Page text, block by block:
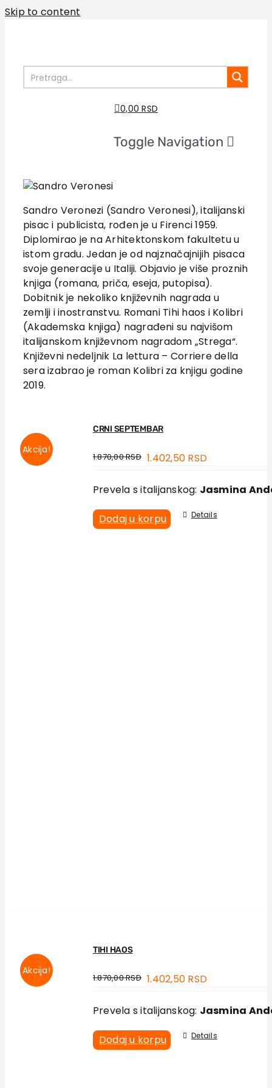
Skip to content
0,00 RSD
Toggle Navigation
O nama
Knjige
U pripremi
Akcija
Autori
Vesti
EU PROJEKTI
Kontakt
Sandro Veronezi (Sandro Veronesi), italijanski
pisac i publicista, rođen je u Firenci 1959.
Diplomirao je na Arhitektonskom fakultetu u
istom gradu. Jedan je od najznačajnijih pisaca
svoje generacije u Italiji. Objavio je više proznih
knjiga (romana, priča, eseja, putopisa).
Dobitnik je nekoliko književnih nagrada u
zemlji i inostranstvu. Romani Tihi haos i Kolibri
(Akademska knjiga) nagrađeni su najvišom
italijanskom književnom nagradom „Strega“.
Književni nedeljnik La lettura – Corriere della
sera izabrao je roman Kolibri za knjigu godine
2019.
Akcija!
CRNI SEPTEMBAR
1.870,00RSD 1.402,50 RSD
Prevela s italijanskog: Jasmina
Dodaj u korpu Details
Akcija!
TIHI HAOS
1.870,00RSD 1.402,50 RSD
Prevela s italijanskog: Jasmina
Dodaj u korpu Details